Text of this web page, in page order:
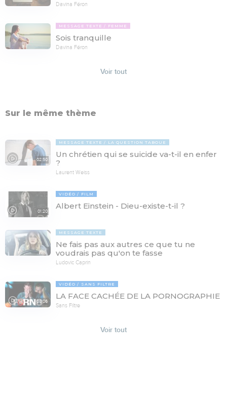
Davina Féron
MESSAGE TEXTE FEMME
Sois tranquille
Davina Féron
Voir tout
Sur le même thème
02:50
MESSAGE TEXTE LA QUESTION TABOUE
Un chrétien qui se suicide va-t-il en enfer
?
Laurent Weiss
01:20
VIDÉO FILM
Albert Einstein - Dieu-existe-t-il ?
MESSAGE TEXTE
Ne fais pas aux autres ce que tu ne
voudrais pas qu'on te fasse
Ludovic Caprin
08:06
VIDÉO SANS FILTRE
LA FACE CACHÉE DE LA PORNOGRAPHIE
Sans Filtre
Voir tout